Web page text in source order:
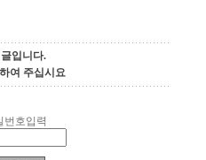
입니다.
여 주십시요
번호입력